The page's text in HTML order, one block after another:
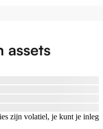
zijn volatiel, je kunt je inleg